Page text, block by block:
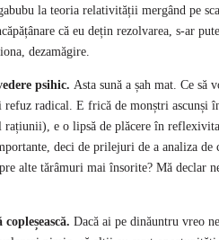
la teoria relativității mergând pe
că eu dețin rezolvarea, s-ar
dezamăgire.
psihic. Asta sună a șah mat. Ce să
refuz radical. E frică de monștri ascunși
rațiunii), e o lipsă de plăcere în
deci de prilejuri de a analiza de
alte tărâmuri mai însorite? Mă declar
Dacă ai pe dinăuntru vreo